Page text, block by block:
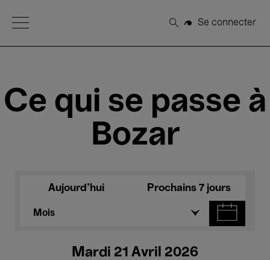
Open Menu
Rechercher
Se connecter
Ce qui se passe à
Bozar
Aujourd'hui Prochains 7 jours
Mois
Mardi 21 Avril 2026